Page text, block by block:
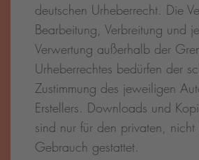
deutschen Urheberrecht. Die
Bearbeitung, Verbreitung und
Verwertung außerhalb der
Urheberrechtes bedürfen der
Zustimmung des jeweiligen
Erstellers. Downloads und
sind nur für den privaten, nicht
Gebrauch gestattet.